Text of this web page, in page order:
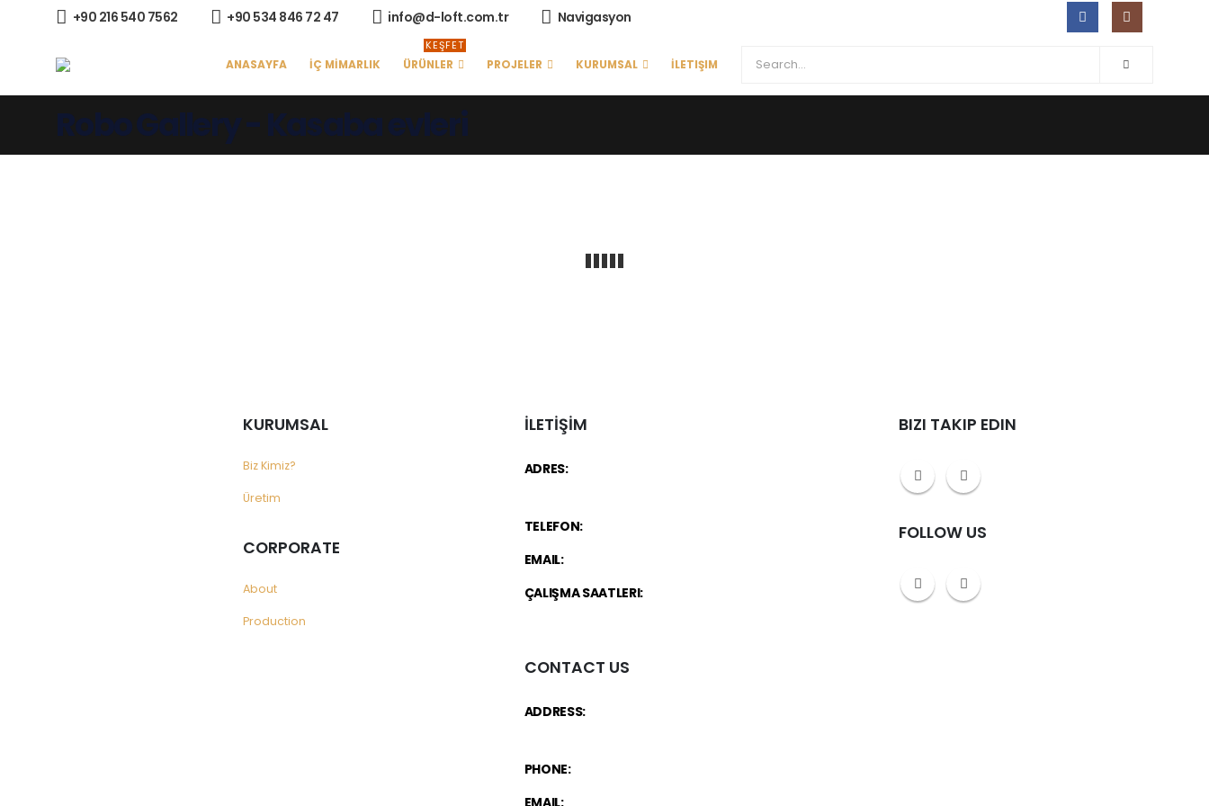
+90 216 540 7562 +90 534 846 72 47 info@d-loft.com.tr Navigasyon
ANASAYFA İÇ MİMARLIK ÜRÜNLER
KEŞFET
PROJELER KURUMSAL İLETIŞIM
Robo Gallery - Kasaba evleri
KURUMSAL
Biz Kimiz?
Üretim
CORPORATE
About
Production
İLETİŞİM
ADRES:
TELEFON:
EMAIL:
ÇALIŞMA SAATLERI:
CONTACT US
ADDRESS:
PHONE:
EMAIL:
BIZI TAKIP EDIN
FOLLOW US